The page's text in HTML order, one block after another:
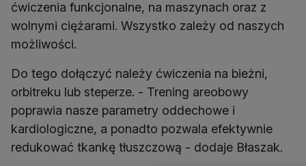
ćwiczenia funkcjonalne, na maszynach oraz z
wolnymi ciężarami. Wszystko zależy od naszych
możliwości.
Do tego dołączyć należy ćwiczenia na bieżni,
orbitreku lub steperze. - Trening areobowy
poprawia nasze parametry oddechowe i
kardiologiczne, a ponadto pozwala efektywnie
redukować tkankę tłuszczową - dodaje Błaszak.